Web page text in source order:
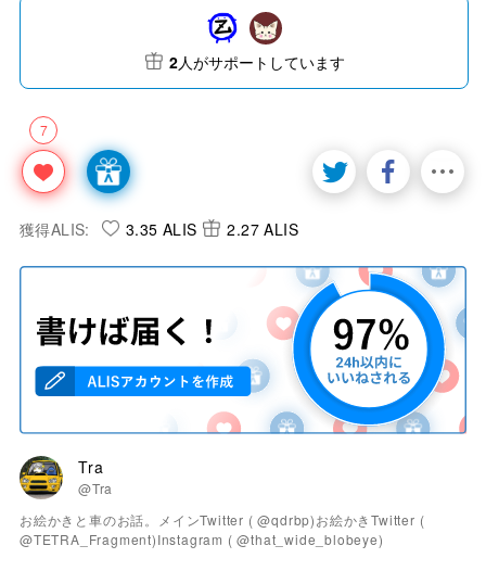
7
2人がサポートしています
獲得ALIS: 3.35 ALIS 2.27 ALIS
Tra
@Tra
お絵かきと車のお話。メインTwitter ( @qdrbp)お絵かきTwitter (
@TETRA_Fragment)Instagram ( @that_wide_blobeye)